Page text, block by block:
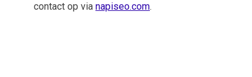
contact op via napiseo.com.